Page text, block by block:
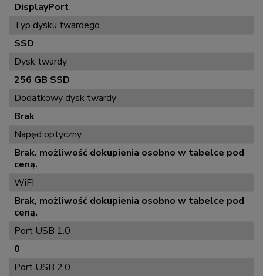
DisplayPort
Typ dysku twardego
SSD
Dysk twardy
256 GB SSD
Dodatkowy dysk twardy
Brak
Napęd optyczny
Brak. możliwość dokupienia osobno w tabelce pod
ceną.
WiFI
Brak, możliwość dokupienia osobno w tabelce pod
ceną.
Port USB 1.0
0
Port USB 2.0